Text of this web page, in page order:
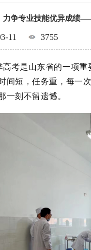
力争专业技能优异成绩
11 3755
考是山东省的一项重
间短，任务重，每一
一刻不留遗憾。